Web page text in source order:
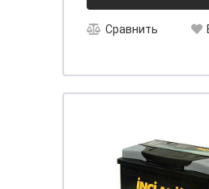
Сравнить